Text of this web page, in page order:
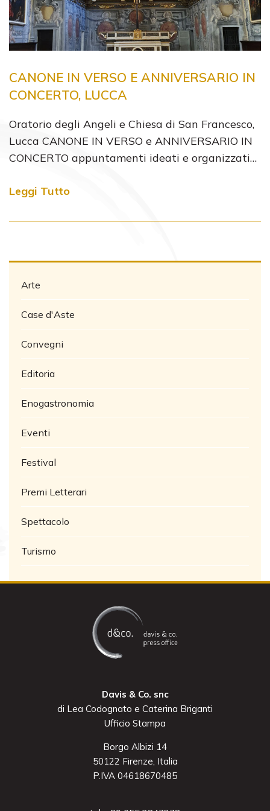
CANONE IN VERSO E ANNIVERSARIO IN
CONCERTO, LUCCA
Oratorio degli Angeli e Chiesa di San Francesco,
Lucca ​CANONE IN VERSO e ANNIVERSARIO IN
CONCERTO appuntamenti ideati e organizzati…
Leggi Tutto
Arte
Case d'Aste
Convegni
Editoria
Enogastronomia
Eventi
Festival
Premi Letterari
Spettacolo
Turismo
Davis & Co. snc
di Lea Codognato e Caterina Briganti
Ufficio Stampa
Borgo Albizi 14
50122 Firenze, Italia
P.IVA 04618670485